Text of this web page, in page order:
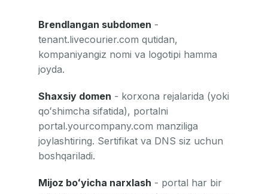
Brendlangan subdomen -
tenant.livecourier.com qutidan,
kompaniyangiz nomi va logotipi hamma
joyda.
Shaxsiy domen - korxona rejalarida (yoki
qoʻshimcha sifatida), portalni
portal.yourcompany.com manziliga
joylashtiring. Sertifikat va DNS siz uchun
boshqariladi.
Mijoz boʻyicha narxlash - portal har bir